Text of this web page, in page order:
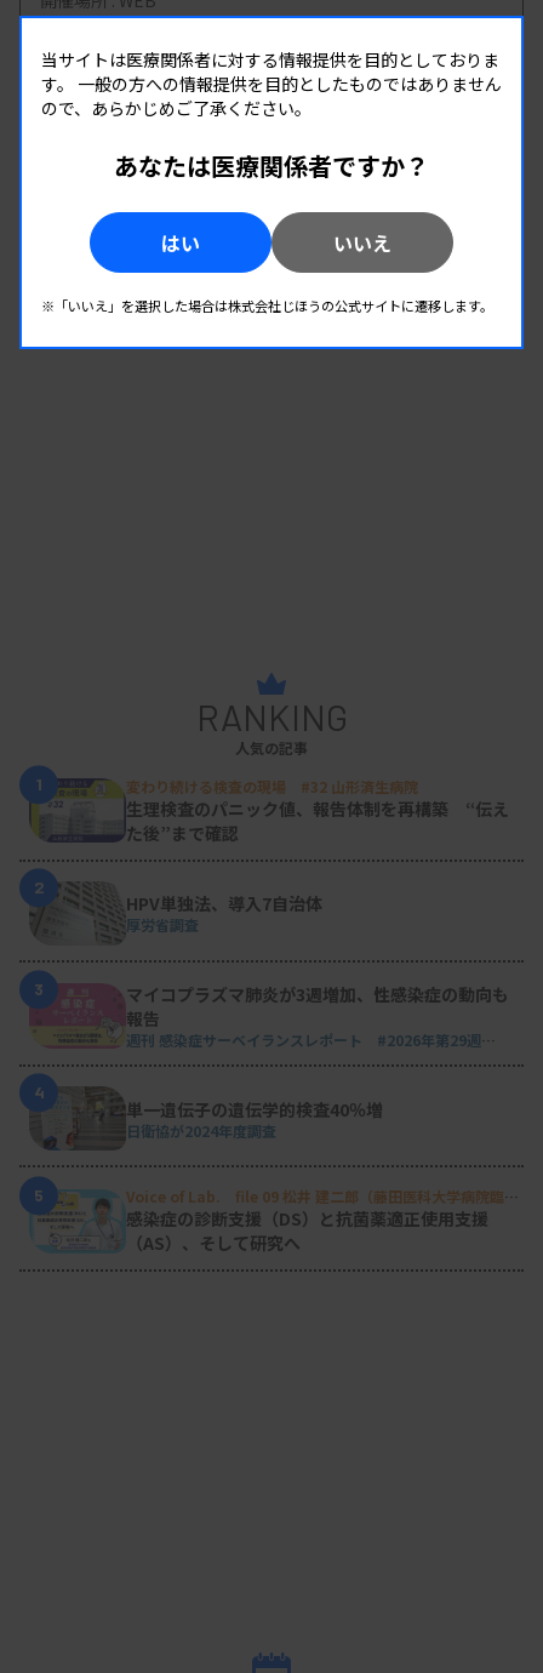
08.19 - 08.19
細胞検査定期研修会（細胞診ジュニアコース）
兵庫県臨床検査技師会
開催場所 : WEB
病理・細胞
RANKING
人気の記事
1
変わり続ける検査の現場 #32 山形済生病院
生理検査のパニック値、報告体制を再構築 “伝え
た後”まで確認
2
HPV単独法、導入7自治体
厚労省調査
3
マイコプラズマ肺炎が3週増加、性感染症の動向も
報告
週刊 感染症サーベイランスレポート #2026年第29週
4
単一遺伝子の遺伝学的検査40％増
日衛協が2024年度調査
5
Voice of Lab. file 09 松井 建二郎（藤田医科大学病院臨床
検査部微生物遺伝子検査室）
感染症の診断支援（DS）と抗菌薬適正使用支援
（AS）、そして研究へ
当サイトは医療関係者に対する情報提供を目的としておりま
す。 一般の方への情報提供を目的としたものではありません
ので、あらかじめご了承ください。
あなたは医療関係者ですか？
はい いいえ
※「いいえ」を選択した場合は株式会社じほうの公式サイトに遷移します。